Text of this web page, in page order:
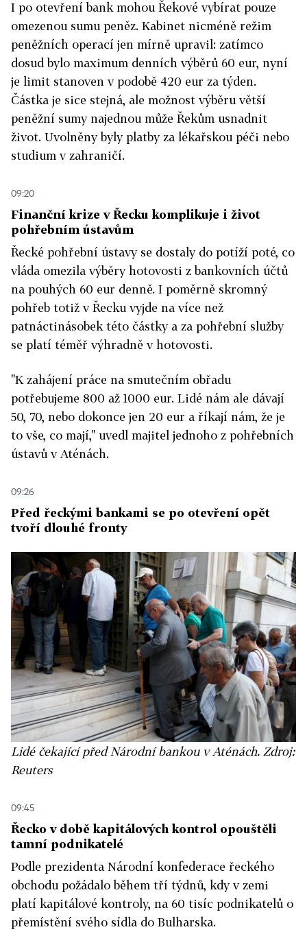
I po otevření bank mohou Řekové vybírat pouze
omezenou sumu peněz. Kabinet nicméně režim
peněžních operací jen mírně upravil: zatímco
dosud bylo maximum denních výběrů 60 eur, nyní
je limit stanoven v podobě 420 eur za týden.
Částka je sice stejná, ale možnost výběru větší
peněžní sumy najednou může Řekům usnadnit
život. Uvolněny byly platby za lékařskou péči nebo
studium v zahraničí.
09:20
Finanční krize v Řecku komplikuje i život
pohřebním ústavům
Řecké pohřební ústavy se dostaly do potíží poté, co
vláda omezila výběry hotovosti z bankovních účtů
na pouhých 60 eur denně. I poměrně skromný
pohřeb totiž v Řecku vyjde na více než
patnáctinásobek této částky a za pohřební služby
se platí téměř výhradně v hotovosti.
"K zahájení práce na smutečním obřadu
potřebujeme 800 až 1000 eur. Lidé nám ale dávají
50, 70, nebo dokonce jen 20 eur a říkají nám, že je
to vše, co mají," uvedl majitel jednoho z pohřebních
ústavů v Aténách.
09:26
Před řeckými bankami se po otevření opět
tvoří dlouhé fronty
Lidé čekající před Národní bankou v Aténách. Zdroj:
Reuters
09:45
Řecko v době kapitálových kontrol opouštěli
tamní podnikatelé
Podle prezidenta Národní konfederace řeckého
obchodu požádalo během tří týdnů, kdy v zemi
platí kapitálové kontroly, na 60 tisíc podnikatelů o
přemístění svého sídla do Bulharska.